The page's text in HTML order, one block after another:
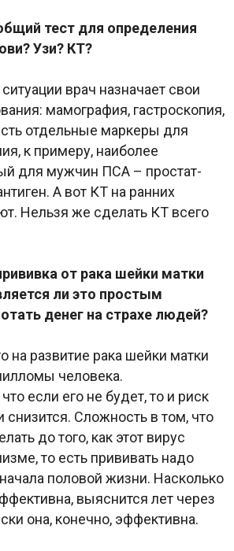
тест для определения
Узи? КТ?
врач назначает свои
мамография, гастроскопия,
отдельные маркеры для
к примеру, наиболее
для мужчин ПСА – простат-
А вот КТ на ранних
Нельзя же сделать КТ всего
от рака шейки матки
ли это простым
денег на страхе людей?
на развитие рака шейки матки
человека.
если его не будет, то и риск
снизится. Сложность в том, что
до того, как этот вирус
то есть прививать надо
половой жизни. Насколько
выяснится лет через
она, конечно, эффективна.